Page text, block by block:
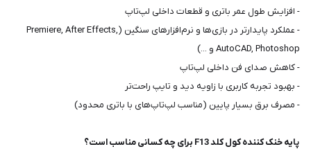
- افزایش طول عمر باتری و قطعات داخلی لپ‌تاپ
- عملکرد پایدارتر در بازی‌ها و نرم‌افزارهای سنگین (Premiere, After Effects,
AutoCAD, Photoshop و ...)
- کاهش صدای فن داخلی لپ‌تاپ
- بهبود تجربه کاربری با زاویه دید و تایپ راحت‌تر
- مصرف برق بسیار پایین (مناسب لپ‌تاپ‌های با باتری محدود)
پایه خنک کننده کول کلد F13 برای چه کسانی مناسب است؟